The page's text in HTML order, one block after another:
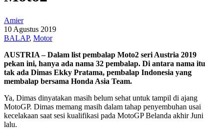
Amier
10 Agustus 2019
BALAP, Motor
AUSTRIA – Dalam list pembalap Moto2 seri Austria 2019
pekan ini, hanya ada nama 32 pembalap. Di antara nama itu
tak ada Dimas Ekky Pratama, pembalap Indonesia yang
membalap bersama Honda Asia Team.
Ya, Dimas dinyatakan masih belum sehat untuk tampil di ajang
MotoGP. Dimas memang masih dalam tahap penyembuhan usai
kecelakaan saat sesi kualifikasi pada MotoGP Belanda akhir Juni
lalu.